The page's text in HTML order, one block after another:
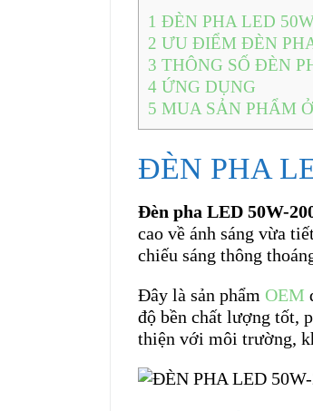
1 ĐÈN PHA LED
2 ƯU ĐIỂM ĐÈN
3 THÔNG SỐ ĐÈN
4 ỨNG DỤNG
5 MUA SẢN PHẨM
ĐÈN PHA
Đèn pha LED 50W-
cao về ánh sáng vừa
chiếu sáng thông
Đây là sản phẩm OEM
độ bền chất lượng tốt,
thiện với môi trường,